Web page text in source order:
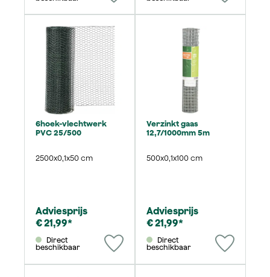
6hoek-vlechtwerk
PVC 25/500
2500x0,1x50 cm
Adviesprijs
€ 21,99*
beschikbaar
Verzinkt gaas
12,7/1000mm 5m
500x0,1x100 cm
Adviesprijs
€ 21,99*
beschikbaar